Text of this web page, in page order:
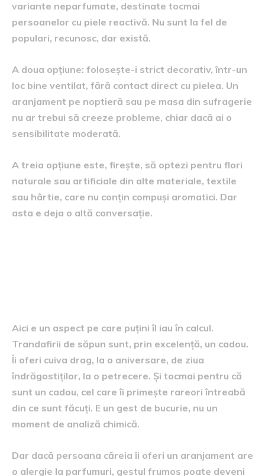
variante neparfumate, destinate tocmai
persoanelor cu piele reactivă. Nu sunt la fel de
populari, recunosc, dar există.
A doua opțiune: folosește-i strict decorativ, într-un
loc bine ventilat, fără contact direct cu pielea. Un
aranjament pe noptieră sau pe masa din sufragerie
nu ar trebui să creeze probleme, chiar dacă ai o
sensibilitate moderată.
A treia opțiune este, firește, să optezi pentru flori
naturale sau artificiale din alte materiale, textile
sau hârtie, care nu conțin compuși aromatici. Dar
asta e deja o altă conversație.
Aici e un aspect pe care puțini îl iau în calcul.
Trandafirii de săpun sunt, prin excelență, un cadou.
Îi oferi cuiva drag, la o aniversare, de ziua
îndrăgostiților, la o petrecere. Și tocmai pentru că
sunt un cadou, cel care îi primește rareori întreabă
din ce sunt făcuți. E un gest de bucurie, nu un
moment de analiză chimică.
Dar dacă persoana căreia îi oferi un aranjament are
o alergie la parfumuri, gestul frumos poate deveni